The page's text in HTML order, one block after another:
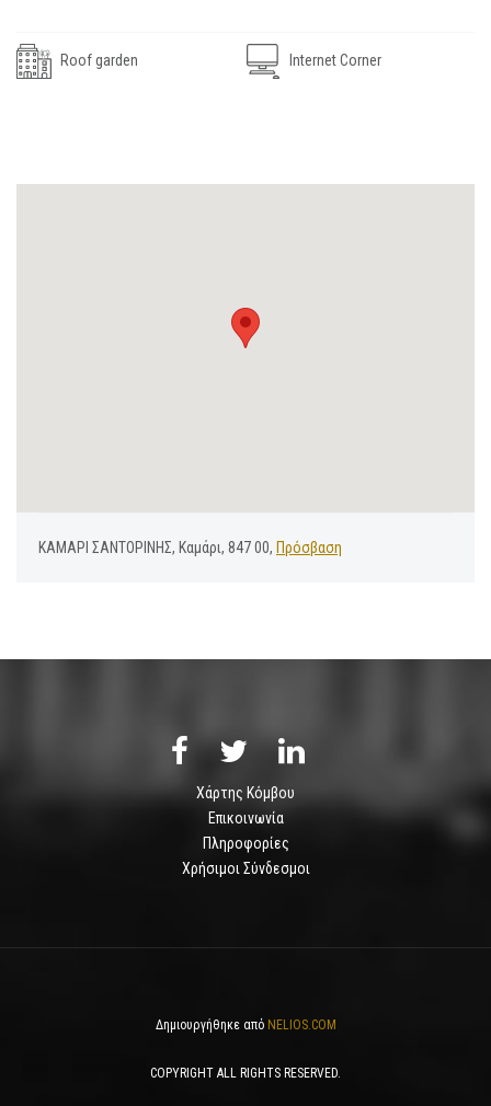
Roof garden Internet Corner
ΚΑΜΑΡΙ ΣΑΝΤΟΡΙΝΗΣ, Καμάρι, 847 00, Πρόσβαση
Χάρτης Κόμβου
Επικοινωνία
Πληροφορίες
Χρήσιμοι Σύνδεσμοι
Δημιουργήθηκε από NELIOS.COM
COPYRIGHT ALL RIGHTS RESERVED.